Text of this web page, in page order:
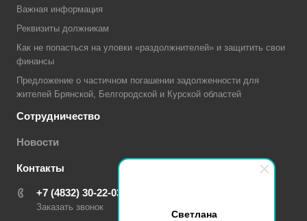
Светлана
Важная информация
Реквизиты должникам
Как не попасться на уловки «раздолжнителей» и защитить свои
финансы
Предложение о частичном погашении задолженности для
жителей Брянской, Белгородской и Курской областей
Сотрудничество
Новости
Контакты
+7 (4832) 30-22-03
Заказать звонок